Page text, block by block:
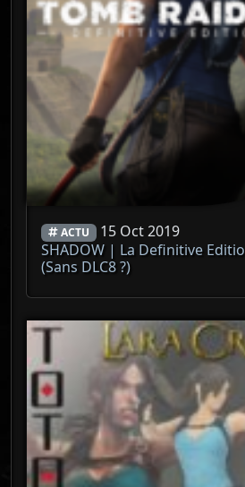
ACTU 15 Oct 2019
SHADOW | La Definitive
(Sans DLC8 ?)